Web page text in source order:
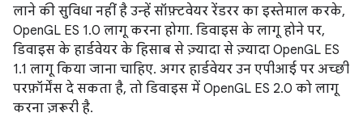
लाने की सुविधा नहीं है उन्हें सॉफ़्टवेयर रेंडरर का इस्तेमाल करके,
OpenGL ES 1.0 लागू करना होगा. डिवाइस के लागू होने पर,
डिवाइस के हार्डवेयर के हिसाब से ज़्यादा से ज़्यादा OpenGL ES
1.1 लागू किया जाना चाहिए. अगर हार्डवेयर उन एपीआई पर अच्छी
परफ़ॉर्मेंस दे सकता है, तो डिवाइस में OpenGL ES 2.0 को लागू
करना ज़रूरी है.